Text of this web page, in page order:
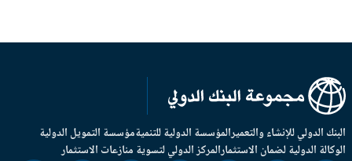
الدولي للإنشاء والتعميرالمؤسسة الدولية للتنميةمؤسسة التمويل الدولية
الدولية لضمان الاستثمارالمركز الدولي لتسوية منازعات الاستثمار